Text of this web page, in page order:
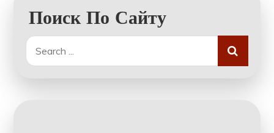
Поиск По Сайту
Search
for: